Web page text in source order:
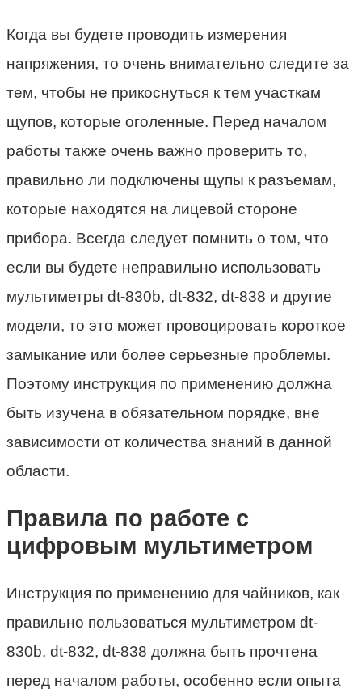
Когда вы будете проводить измерения
напряжения, то очень внимательно следите за
тем, чтобы не прикоснуться к тем участкам
щупов, которые оголенные. Перед началом
работы также очень важно проверить то,
правильно ли подключены щупы к разъемам,
которые находятся на лицевой стороне
прибора. Всегда следует помнить о том, что
если вы будете неправильно использовать
мультиметры dt-830b, dt-832, dt-838 и другие
модели, то это может провоцировать короткое
замыкание или более серьезные проблемы.
Поэтому инструкция по применению должна
быть изучена в обязательном порядке, вне
зависимости от количества знаний в данной
области.
Правила по работе с
цифровым мультиметром
Инструкция по применению для чайников, как
правильно пользоваться мультиметром dt-
830b, dt-832, dt-838 должна быть прочтена
перед началом работы, особенно если опыта